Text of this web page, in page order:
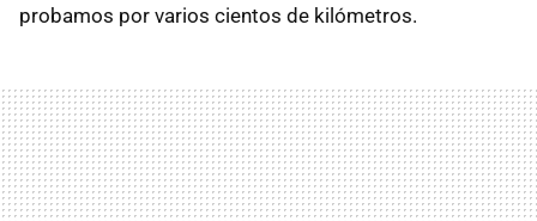
probamos por varios cientos de kilómetros.